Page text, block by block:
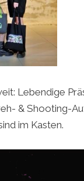
Lebendige
& Shooting-
im Kasten.